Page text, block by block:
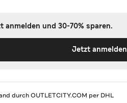
anmelden und 30-70% sparen.
Jetzt anmelden
durchOUTLETCITY.COM per DHL